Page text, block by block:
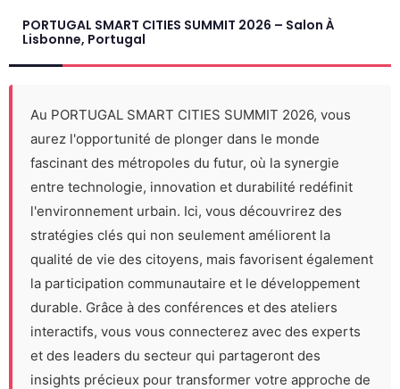
PORTUGAL SMART CITIES SUMMIT 2026 – Salon À
Lisbonne, Portugal
Au PORTUGAL SMART CITIES SUMMIT 2026, vous
aurez l'opportunité de plonger dans le monde
fascinant des métropoles du futur, où la synergie
entre technologie, innovation et durabilité redéfinit
l'environnement urbain. Ici, vous découvrirez des
stratégies clés qui non seulement améliorent la
qualité de vie des citoyens, mais favorisent également
la participation communautaire et le développement
durable. Grâce à des conférences et des ateliers
interactifs, vous vous connecterez avec des experts
et des leaders du secteur qui partageront des
insights précieux pour transformer votre approche de